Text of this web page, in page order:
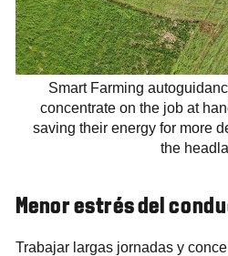
Smart Farming
concentrate on the job at
saving their energy for more
the
Menor estrés del
Trabajar largas jornadas y